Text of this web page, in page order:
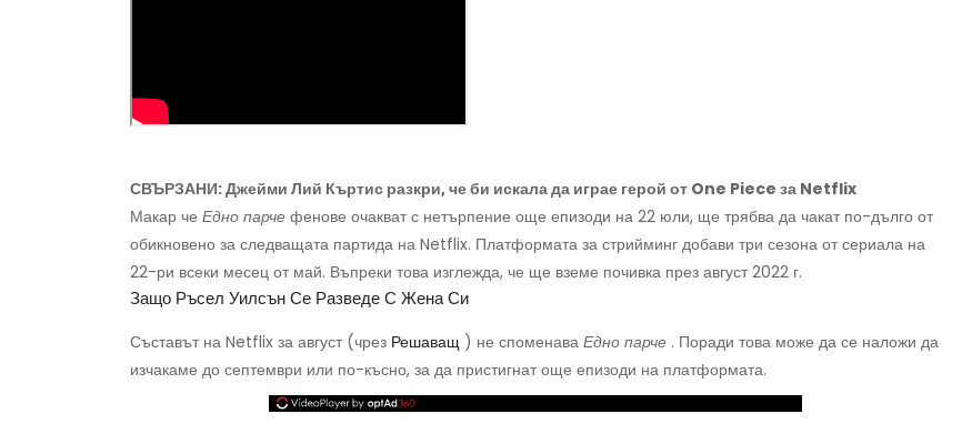
СВЪРЗАНИ: Джейми Лий Къртис разкри, че би искала да играе герой от One Piece за Netflix
Макар че Едно парче фенове очакват с нетърпение още епизоди на 22 юли, ще трябва да чакат по-дълго от
обикновено за следващата партида на Netflix. Платформата за стрийминг добави три сезона от сериала на
22-ри всеки месец от май. Въпреки това изглежда, че ще вземе почивка през август 2022 г.
Защо Ръсел Уилсън Се Разведе С Жена Си
Съставът на Netflix за август (чрез Решаващ ) не споменава Едно парче . Поради това може да се наложи да
изчакаме до септември или по-късно, за да пристигнат още епизоди на платформата.